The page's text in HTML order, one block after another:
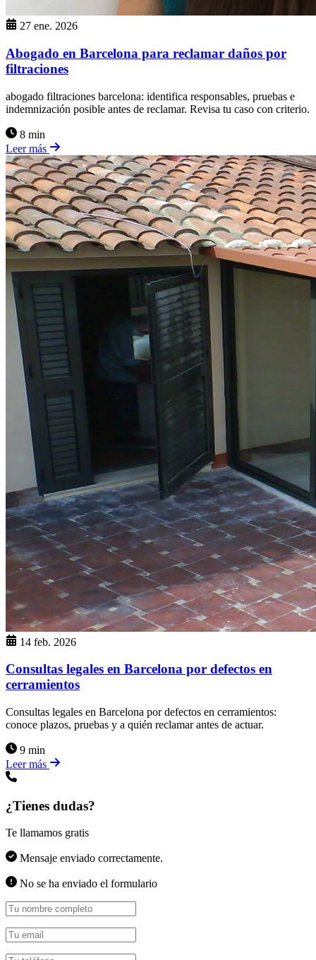
27 ene. 2026
Abogado en Barcelona para reclamar daños por
filtraciones
abogado filtraciones barcelona: identifica responsables, pruebas e
indemnización posible antes de reclamar. Revisa tu caso con criterio.
8 min
Leer más
14 feb. 2026
Consultas legales en Barcelona por defectos en
cerramientos
Consultas legales en Barcelona por defectos en cerramientos:
conoce plazos, pruebas y a quién reclamar antes de actuar.
9 min
Leer más
¿Tienes dudas?
Te llamamos gratis
Mensaje enviado correctamente.
No se ha enviado el formulario